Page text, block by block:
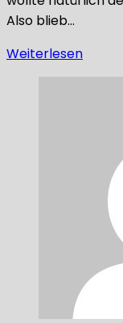
Also blieb…
Weiterlesen